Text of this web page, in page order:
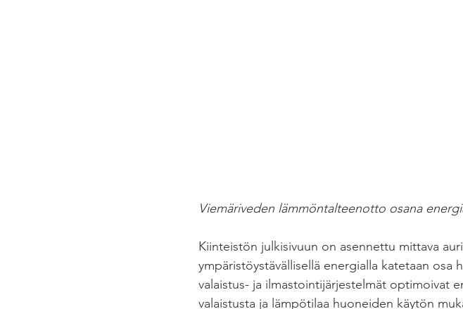
Viemäriveden lämmöntalteenotto osana
Kiinteistön julkisivuun on asennettu mittava
ympäristöystävällisellä energialla katetaan
valaistus- ja ilmastointijärjestelmät optimoivat
valaistusta ja lämpötilaa huoneiden käytön